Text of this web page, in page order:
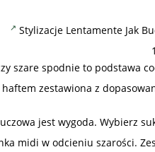
Stylizacje Lentamente Jak
szare spodnie to
zestawiona z
jest wygoda. Wybierz
midi w odcieniu szarości.